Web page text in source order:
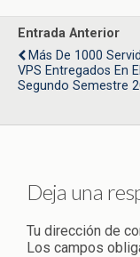
Entrada Anterior
Más De 1000
VPS Entregados En El
Segundo Semestre
Deja una
Tu dirección de
Los campos